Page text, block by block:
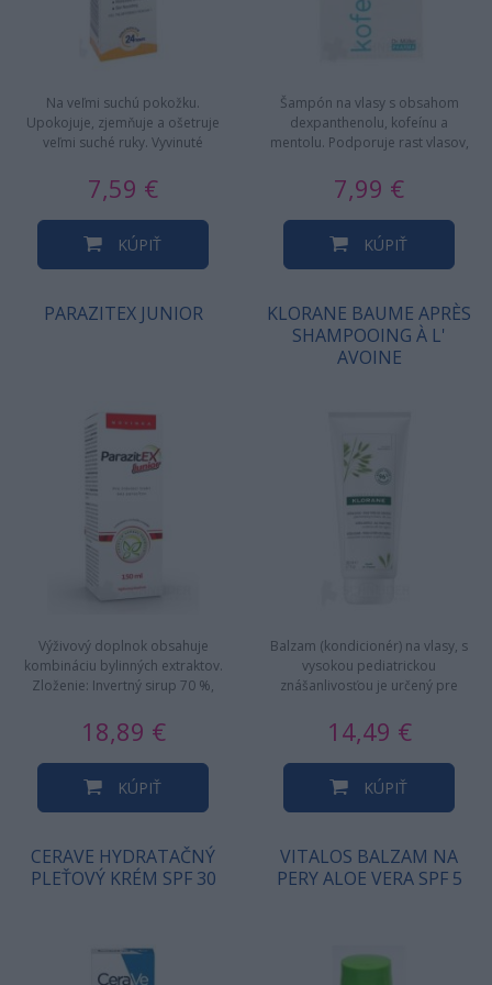
Na veľmi suchú pokožku.
Upokojuje, zjemňuje a ošetruje
veľmi suché ruky. Vyvinuté
hydratácie…
7,59 €
KÚPIŤ
Šampón na vlasy s obsahom
dexpanthenolu, kofeínu a
mentolu. Podporuje rast vlasov,
7,99 €
KÚPIŤ
PARAZITEX JUNIOR
Výživový doplnok obsahuje
kombináciu bylinných extraktov.
Zloženie: Invertný sirup 70 %,
18,89 €
KÚPIŤ
KLORANE BAUME APRÈS
SHAMPOOING À L'
AVOINE
Balzam (kondicionér) na vlasy, s
vysokou pediatrickou
znášanlivosťou je určený pre
14,49 €
KÚPIŤ
CERAVE HYDRATAČNÝ
PLEŤOVÝ KRÉM SPF 30
VITALOS BALZAM NA
PERY ALOE VERA SPF 5